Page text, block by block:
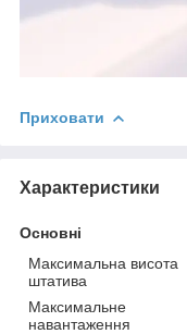
Приховати
Характеристики
Основні
Максимальна висота
штатива
Максимальне
навантаження